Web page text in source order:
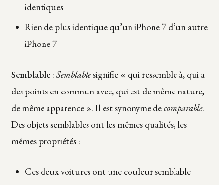
identiques
Rien de plus identique qu’un iPhone 7 d’un autre
iPhone 7
Semblable:Semblablesignifie « qui ressemble à, qui a
des points en commun avec, qui est de même nature,
de même apparence ». Il est synonyme decomparable.
Des objets semblables ont les mêmes qualités, les
mêmes propriétés :
Ces deux voitures ont une couleur semblable